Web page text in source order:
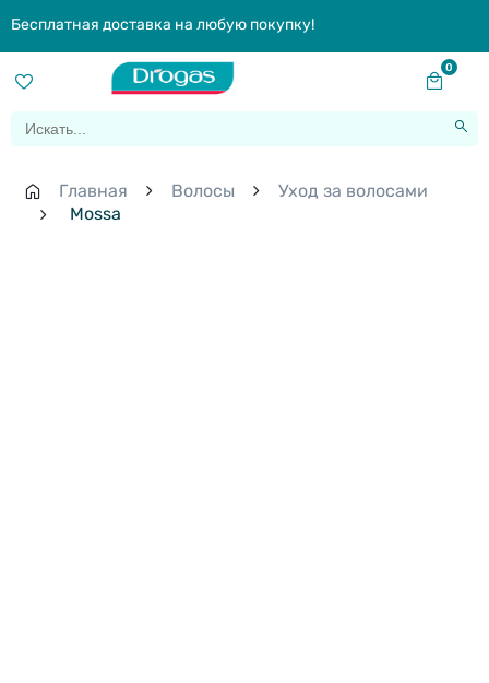
Бесплатная доставка на любую покупку!
0
Главная Волосы
Уход за волосами
Mossa